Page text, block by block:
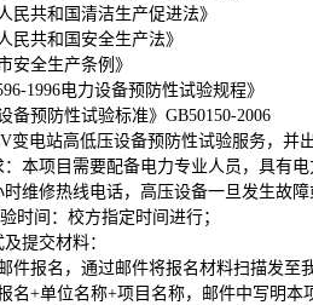
民共和国清洁生产促进法》
民共和国安全生产法》
安全生产条例》
1996电力设备预防性试验规程》
备预防性试验标准》GB50150-2006
变电站高低压设备预防性试验服务，并
：本项目需要配备电力专业人员，具有
时维修热线电话，高压设备一旦发生故
时间：校方指定时间进行；
提交材料：
件报名，通过邮件将报名材料扫描发至
名+单位名称+项目名称，邮件中写明本